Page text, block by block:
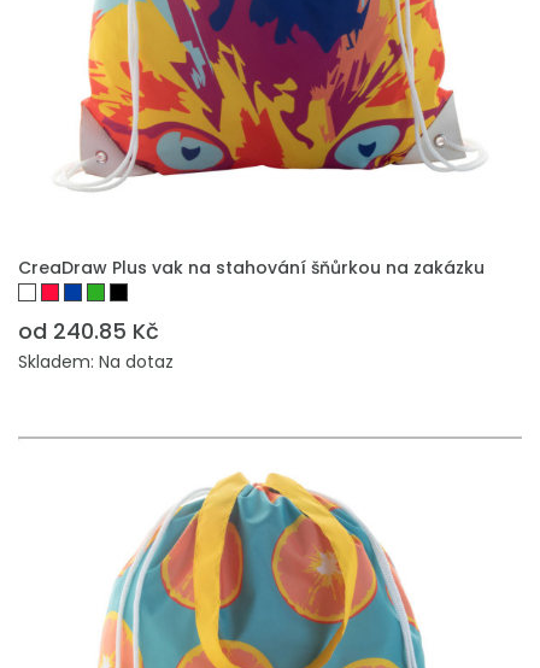
PŘIDAT DO POPTÁVKY
CreaDraw Plus vak na stahování šňůrkou na zakázku
od 240.85 Kč
Skladem: Na dotaz